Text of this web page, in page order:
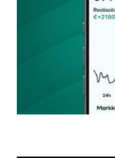
Nimesi tai
Tilaa